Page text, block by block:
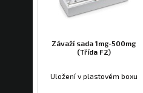
Závaží sada 1mg-500mg
(Třída F2)
Uložení v plastovém boxu